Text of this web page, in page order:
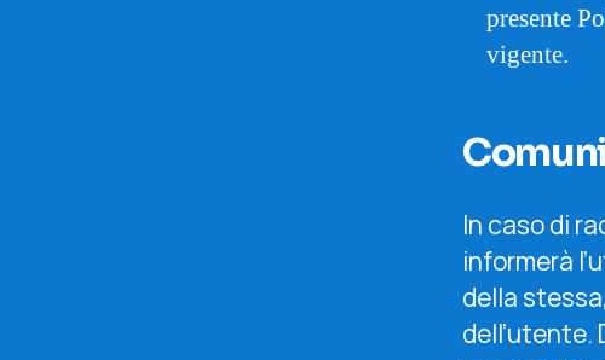
presente
vigente.
In caso di
informerà
della
dell’utente.